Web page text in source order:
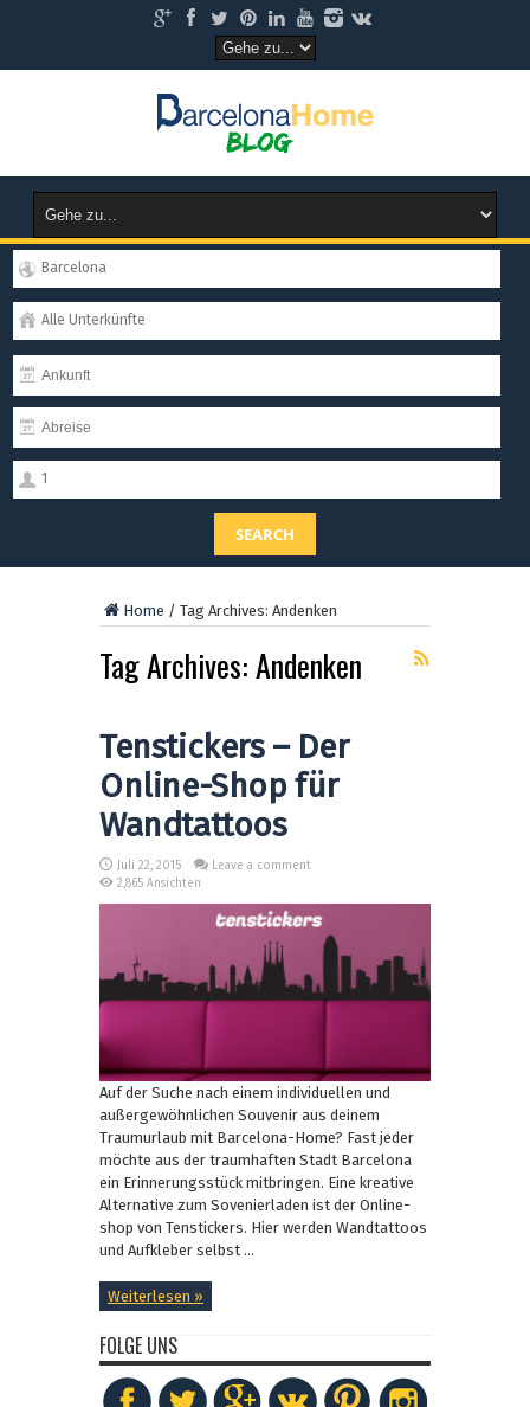
Barcelona
Alle Unterkünfte
1
SEARCH
Home / Tag Archives: Andenken
Tag Archives:Andenken
Tenstickers – Der
Online-Shop für
Wandtattoos
Juli 22, 2015
Leave a comment
2,865 Ansichten
Auf der Suche nach einem individuellen und
außergewöhnlichen Souvenir aus deinem
Traumurlaub mit Barcelona-Home? Fast jeder
möchte aus der traumhaften Stadt Barcelona
ein Erinnerungsstück mitbringen. Eine kreative
Alternative zum Sovenierladen ist der Online-
shop von Tenstickers. Hier werden Wandtattoos
und Aufkleber selbst ...
Weiterlesen »
FOLGE UNS